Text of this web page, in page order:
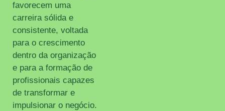
favorecem uma
carreira sólida e
consistente, voltada
para o crescimento
dentro da organização
e para a formação de
profissionais capazes
de transformar e
impulsionar o negócio.